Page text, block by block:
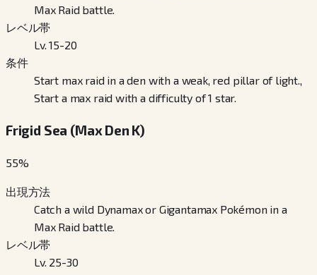
Max Raid battle.
レベル帯
Lv. 15-20
条件
Start max raid in a den with a weak, red pillar of light.,
Start a max raid with a difficulty of 1 star.
Frigid Sea (Max Den K)
55%
出現方法
Catch a wild Dynamax or Gigantamax Pokémon in a
Max Raid battle.
レベル帯
Lv. 25-30